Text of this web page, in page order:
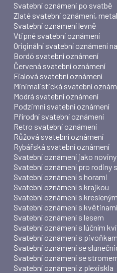
Svatební oznámení po svatbě
Zlaté svatební oznámení,
Svatební oznámení levně
Vtipné svatební oznámení
Originální svatební oznámení
Bordó svatební oznámení
Červená svatební oznámení
Fialová svatební oznámení
Minimalistická svatební
Modrá svatební oznámení
Podzimní svatební oznámení
Přírodní svatební oznámení
Retro svatební oznámení
Růžová svatební oznámení
Rybářská svatební oznámení
Svatební oznámení jako noviny
Svatební oznámení pro rodiny
Svatební oznámení s horami
Svatební oznámení s krajkou
Svatební oznámení s
Svatební oznámení s květinami
Svatební oznámení s lesem
Svatební oznámení s lúčním
Svatební oznámení s
Svatební oznámení se
Svatební oznámení se
Svatební oznámení z plexiskla